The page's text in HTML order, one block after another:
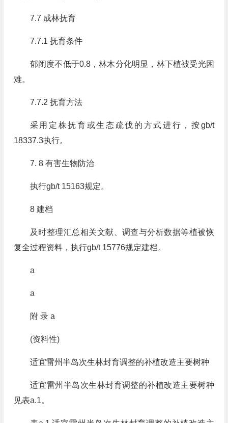
7.7 成林抚育
7.7.1 抚育条件
郁闭度不低于0.8，林木分化明显，林下植被受光困
难。
7.7.2 抚育方法
采用定株抚育或生态疏伐的方式进行，按gb/t
18337.3执行。
7. 8 有害生物防治
执行gb/t 15163规定。
8 建档
及时整理汇总相关文献、调查与分析数据等植被恢
复全过程资料，执行gb/t 15776规定建档。
a
a
附 录 a
(资料性)
适宜雷州半岛次生林封育调整的补植改造主要树种
适宜雷州半岛次生林封育调整的补植改造主要树种
见表a.1。